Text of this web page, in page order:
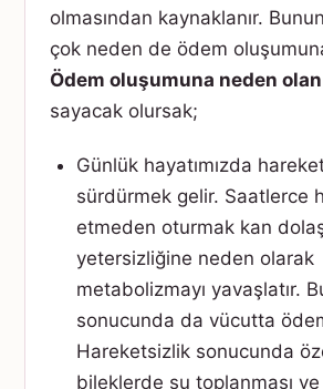
olmasından kaynaklanır.
çok neden de ödem
Ödem oluşumuna neden
sayacak olursak;
Günlük hayatımızda
sürdürmek gelir. Saatlerce
etmeden oturmak kan
yetersizliğine neden olarak
metabolizmayı yavaşlatır.
sonucunda da vücutta
Hareketsizlik sonucunda
bileklerde su toplanması